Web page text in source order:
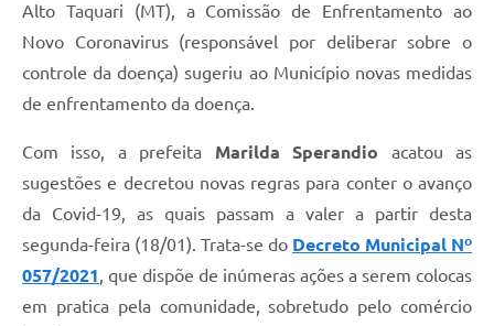
Alto Taquari (MT), a Comissão de Enfrentamento ao
Novo Coronavirus (responsável por deliberar sobre o
controle da doença) sugeriu ao Município novas medidas
de enfrentamento da doença.
Com isso, a prefeita Marilda Sperandio acatou as
sugestões e decretou novas regras para conter o avanço
da Covid-19, as quais passam a valer a partir desta
segunda-feira (18/01). Trata-se do Decreto Municipal Nº
057/2021, que dispõe de inúmeras ações a serem colocas
em pratica pela comunidade, sobretudo pelo comércio